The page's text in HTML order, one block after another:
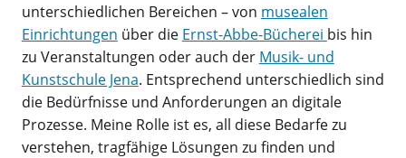
unterschiedlichen Bereichen – von musealen
Einrichtungen über die Ernst-Abbe-Bücherei bis hin
zu Veranstaltungen oder auch der Musik- und
Kunstschule Jena. Entsprechend unterschiedlich sind
die Bedürfnisse und Anforderungen an digitale
Prozesse. Meine Rolle ist es, all diese Bedarfe zu
verstehen, tragfähige Lösungen zu finden und